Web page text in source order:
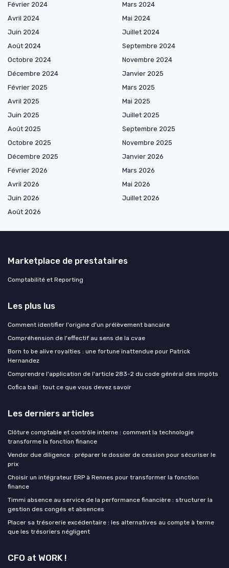
Février 2024
Mars 2024
Avril 2024
Mai 2024
Juin 2024
Juillet 2024
Août 2024
Septembre 2024
Octobre 2024
Novembre 2024
Décembre 2024
Janvier 2025
Février 2025
Mars 2025
Avril 2025
Mai 2025
Juin 2025
Juillet 2025
Août 2025
Septembre 2025
Octobre 2025
Novembre 2025
Décembre 2025
Janvier 2026
Février 2026
Mars 2026
Avril 2026
Mai 2026
Juin 2026
Juillet 2026
Août 2026
Marketplace de prestataires
Comptabilité et Reporting
Les plus lus
Comment identifier l'origine d'un prélèvement bancaire
Compréhension de l'effectif au sens de la cvae
Born to be alive royalties : une fortune inattendue pour Patrick
Hernandez
Comprendre l'application de l'article 283-2 du code général des impôts
Cofica bail : tout ce que vous devez savoir
Les derniers articles
Clôture comptable et contrôle interne : comment la technologie
transforme la fonction finance
Vendor due diligence : préparer le dossier de cession pour sécuriser le
prix
Choisir un intégrateur ERP à Rennes pour transformer la fonction
finance
Timmi absence au service de la performance financière : structurer la
gestion des congés et absences
Placer sa trésorerie excédentaire : les alternatives au compte à terme
que les trésoriers négligent
CFO at WORK !